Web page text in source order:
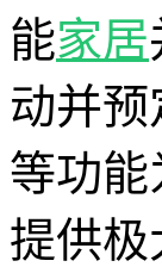
能家居
动并
等功能
提供